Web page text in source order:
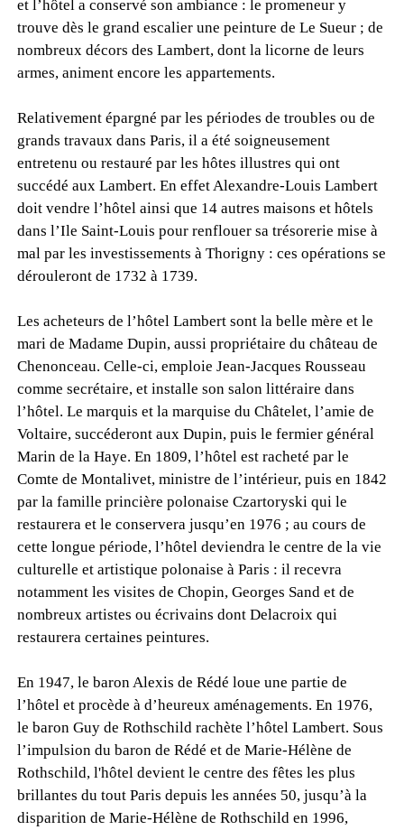
et l’hôtel a conservé son ambiance : le promeneur y
trouve dès le grand escalier une peinture de Le Sueur ; de
nombreux décors des Lambert, dont la licorne de leurs
armes, animent encore les appartements.
Relativement épargné par les périodes de troubles ou de
grands travaux dans Paris, il a été soigneusement
entretenu ou restauré par les hôtes illustres qui ont
succédé aux Lambert. En effet Alexandre-Louis Lambert
doit vendre l’hôtel ainsi que 14 autres maisons et hôtels
dans l’Ile Saint-Louis pour renflouer sa trésorerie mise à
mal par les investissements à Thorigny : ces opérations se
dérouleront de 1732 à 1739.
Les acheteurs de l’hôtel Lambert sont la belle mère et le
mari de Madame Dupin, aussi propriétaire du château de
Chenonceau. Celle-ci, emploie Jean-Jacques Rousseau
comme secrétaire, et installe son salon littéraire dans
l’hôtel. Le marquis et la marquise du Châtelet, l’amie de
Voltaire, succéderont aux Dupin, puis le fermier général
Marin de la Haye. En 1809, l’hôtel est racheté par le
Comte de Montalivet, ministre de l’intérieur, puis en 1842
par la famille princière polonaise Czartoryski qui le
restaurera et le conservera jusqu’en 1976 ; au cours de
cette longue période, l’hôtel deviendra le centre de la vie
culturelle et artistique polonaise à Paris : il recevra
notamment les visites de Chopin, Georges Sand et de
nombreux artistes ou écrivains dont Delacroix qui
restaurera certaines peintures.
En 1947, le baron Alexis de Rédé loue une partie de
l’hôtel et procède à d’heureux aménagements. En 1976,
le baron Guy de Rothschild rachète l’hôtel Lambert. Sous
l’impulsion du baron de Rédé et de Marie-Hélène de
Rothschild, l'hôtel devient le centre des fêtes les plus
brillantes du tout Paris depuis les années 50, jusqu’à la
disparition de Marie-Hélène de Rothschild en 1996,